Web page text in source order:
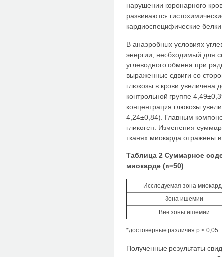
нарушении коронарного
развиваются
кардиоспецифические
В анаэробных условиях
энергии, необходимый для
углеводного обмена при
выраженные сдвиги со
глюкозы в крови
контрольной группе
концентрация глюкозы
4,24±0,84). Главным
гликоген. Изменения
тканях миокарда отражены
Таблица 2 Суммарное
миокарде (n=50)
Исследуемая зона
Зона ишемии
Вне зоны ишемии
*достоверные различия р < 0,05
Полученные результаты